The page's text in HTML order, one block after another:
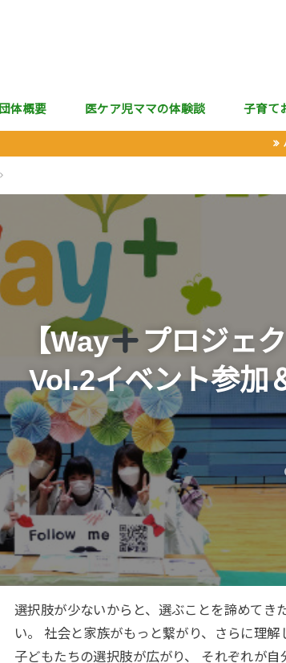
団体概要 医ケア児ママの体験談 子育て
【Way
プロジェ
Vol.2イベント参加
選択肢が少ないからと、選ぶことを諦めて
い。 社会と家族がもっと繋がり、さらに理
子どもたちの選択肢が広がり、 それぞれが自